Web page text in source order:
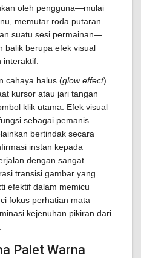
oleh pengguna—mulai
memutar roda putaran
suatu sesi permainan—
balik berupa efek visual
cahaya halus (glow effect)
kursor atau jari tangan
klik utama. Efek visual
sebagai pemanis
bertindak secara
instan kepada
dengan sangat
transisi gambar yang
efektif dalam memicu
fokus perhatian mata
kejenuhan pikiran dari
Palet Warna